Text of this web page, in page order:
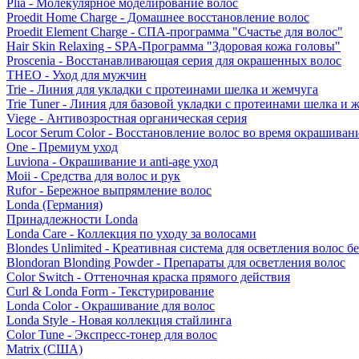
Plia - Молекулярное моделирование волос
Proedit Home Charge - Домашнее восстановление волос
Proedit Element Charge - СПА-программа "Счастье для волос"
Hair Skin Relaxing - SPA-Программа "Здоровая кожа головы"
Proscenia - Восстанавливающая серия для окрашенных волос
THEO - Уход для мужчин
Trie - Линия для укладки с протеинами шелка и жемчуга
Trie Tuner - Линия для базовой укладки с протеинами шелка и
Viege - Антивозростная органическая серия
Locor Serum Color - Восстановление волос во время
One - Премиум уход
Luviona - Окрашивание и anti-age уход
Moii - Средства для волос и рук
Rufor - Бережное выпрямление волос
Londa (Германия)
Принадлежности Londa
Londa Care - Коллекция по уходу за волосами
Blondes Unlimited - Креативная система для осветления волос
Blondoran Blonding Powder - Препараты для осветления волос
Color Switch - Оттеночная краска прямого действия
Curl & Londa Form - Текстурирование
Londa Color - Окрашивание для волос
Londa Style - Новая коллекция стайлинга
Color Tune - Экспресс-тонер для волос
Matrix (США)